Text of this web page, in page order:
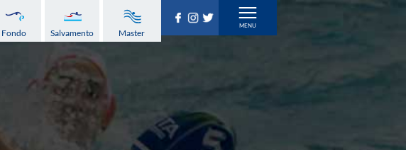
Fondo Salvamento Master